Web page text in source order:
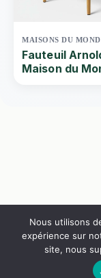
MAISONS DU
Fauteuil
Maison du
Nous utilisons
expérience sur
site, nous